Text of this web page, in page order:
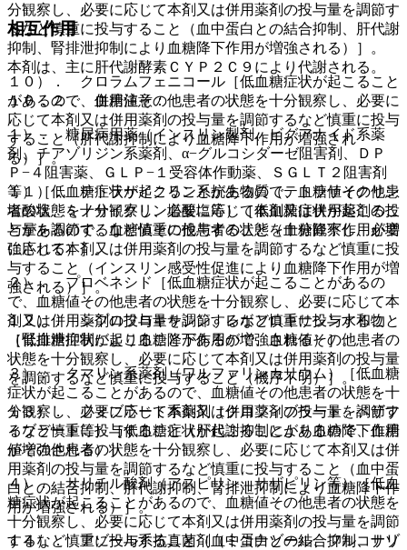
分観察し、必要に応じて本剤又は併用薬剤の投与量を調節す
るなど慎重に投与すること（血中蛋白との結合抑制、肝代謝
抑制、腎排泄抑制により血糖降下作用が増強される）］。
１０）． クロラムフェニコール［低血糖症状が起こること
があるので、血糖値その他患者の状態を十分観察し、必要に
応じて本剤又は併用薬剤の投与量を調節するなど慎重に投与
すること（肝代謝抑制により血糖降下作用が増強され
る）］。
１１）． テトラサイクリン系抗生物質（テトラサイクリン
塩酸塩、ミノサイクリン塩酸塩等）［低血糖症状が起こるこ
とがあるので、血糖値その他患者の状態を十分観察し、必要
に応じて本剤又は併用薬剤の投与量を調節するなど慎重に投
与すること（インスリン感受性促進により血糖降下作用が増
強される）］。
１２）． シプロフロキサシン、レボフロキサシン水和物
［低血糖症状が起こることがあるので、血糖値その他患者の
状態を十分観察し、必要に応じて本剤又は併用薬剤の投与量
を調節するなど慎重に投与すること（機序不明）］。
１３）． フィブラート系薬剤（クロフィブラート、ベザフ
ィブラート等）［低血糖症状が起こることがあるので、血糖
値その他患者の状態を十分観察し、必要に応じて本剤又は併
用薬剤の投与量を調節するなど慎重に投与すること（血中蛋
白との結合抑制、肝代謝抑制、腎排泄抑制により血糖降下作
用が増強される）］。
１４）． アゾール系抗真菌剤（ミコナゾール、フルコナゾ
相互作用
本剤は、主に肝代謝酵素ＣＹＰ２Ｃ９により代謝される。
１０．２． 併用注意：
１）． 糖尿病用薬（インスリン製剤、ビグアナイド系薬
剤、チアゾリジン系薬剤、α−グルコシダーゼ阻害剤、ＤＰ
Ｐ−４阻害薬、ＧＬＰ−１受容体作動薬、ＳＧＬＴ２阻害剤
等）［低血糖症状が起こることがあるので、血糖値その他患
者の状態を十分観察し、必要に応じて本剤又は併用薬剤の投
与量を調節するなど慎重に投与すること（血糖降下作用が増
強される）］。
２）． プロベネシド［低血糖症状が起こることがあるの
で、血糖値その他患者の状態を十分観察し、必要に応じて本
剤又は併用薬剤の投与量を調節するなど慎重に投与すること
（腎排泄抑制により血糖降下作用が増強される）］。
３）． クマリン系薬剤（ワルファリンカリウム）［低血糖
症状が起こることがあるので、血糖値その他患者の状態を十
分観察し、必要に応じて本剤又は併用薬剤の投与量を調節す
るなど慎重に投与すること（肝代謝抑制により血糖降下作用
が増強される）］。
４）． サリチル酸剤（アスピリン、サザピリン等）［低血
糖症状が起こることがあるので、血糖値その他患者の状態を
十分観察し、必要に応じて本剤又は併用薬剤の投与量を調節
するなど慎重に投与すること（血中蛋白との結合抑制、サリ